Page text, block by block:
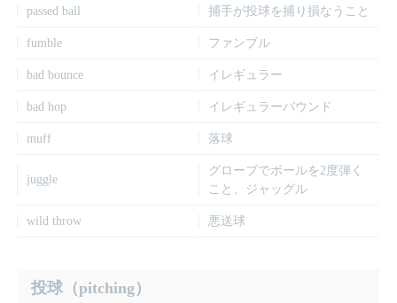
passed ball 捕手が投球を捕り損なうこと
fumble ファンブル
bad bounce イレギュラー
bad hop イレギュラーバウンド
muff 落球
juggle
グローブでボールを2度弾く
こと、ジャッグル
wild throw 悪送球
投球（pitching）